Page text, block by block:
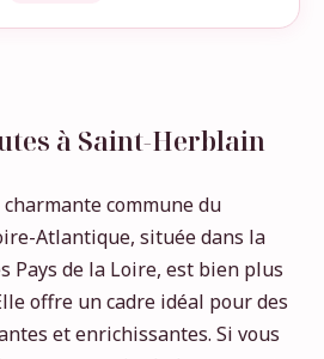
à Saint-Herblain
commune du
Atlantique, située dans la
Pays de la Loire, est bien plus
offre un cadre idéal pour des
et enrichissantes. Si vous